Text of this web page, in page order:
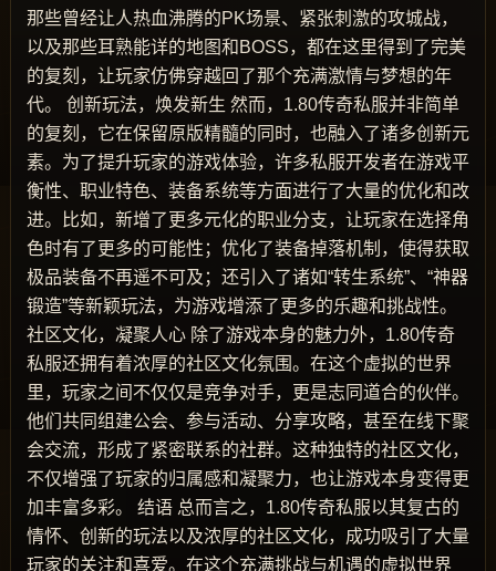
那些曾经让人热血沸腾的PK场景、紧张刺激的攻城战，
以及那些耳熟能详的地图和BOSS，都在这里得到了完美
的复刻，让玩家仿佛穿越回了那个充满激情与梦想的年
代。 创新玩法，焕发新生 然而，1.80传奇私服并非简单
的复刻，它在保留原版精髓的同时，也融入了诸多创新元
素。为了提升玩家的游戏体验，许多私服开发者在游戏平
衡性、职业特色、装备系统等方面进行了大量的优化和改
进。比如，新增了更多元化的职业分支，让玩家在选择角
色时有了更多的可能性；优化了装备掉落机制，使得获取
极品装备不再遥不可及；还引入了诸如“转生系统”、“神器
锻造”等新颖玩法，为游戏增添了更多的乐趣和挑战性。
社区文化，凝聚人心 除了游戏本身的魅力外，1.80传奇
私服还拥有着浓厚的社区文化氛围。在这个虚拟的世界
里，玩家之间不仅仅是竞争对手，更是志同道合的伙伴。
他们共同组建公会、参与活动、分享攻略，甚至在线下聚
会交流，形成了紧密联系的社群。这种独特的社区文化，
不仅增强了玩家的归属感和凝聚力，也让游戏本身变得更
加丰富多彩。 结语 总而言之，1.80传奇私服以其复古的
情怀、创新的玩法以及浓厚的社区文化，成功吸引了大量
玩家的关注和喜爱。在这个充满挑战与机遇的虚拟世界